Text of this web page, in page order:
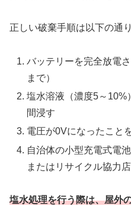
正しい破棄手順は以下の通り
バッテリーを完全放電
まで）
塩水溶液（濃度5～10%
間浸す
電圧が0Vになったこと
自治体の小型充電式電
またはリサイクル協力
塩水処理を行う際は、屋外